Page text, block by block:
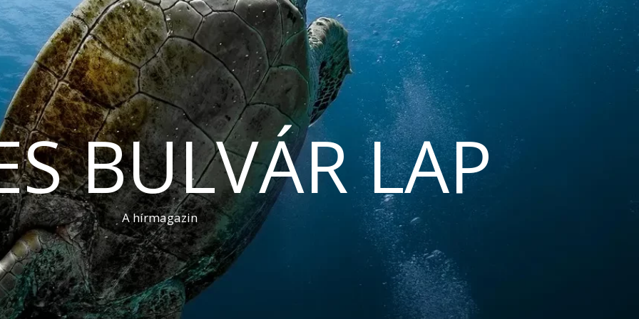
BULVÁR LAP
A hírmagazin